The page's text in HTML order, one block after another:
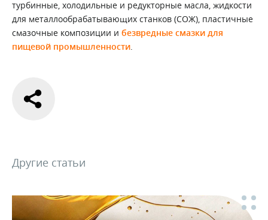
турбинные, холодильные и редукторные масла, жидкости
для металлообрабатывающих станков (СОЖ), пластичные
смазочные композиции и безвредные смазки для
пищевой промышленности.
Другие статьи